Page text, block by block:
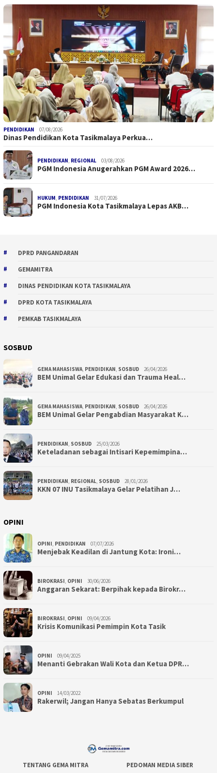
PENDIDIKAN 07/08/2026
Dinas Pendidikan Kota Tasikmalaya Perkua…
PENDIDIKAN REGIONAL 03/08/2026
PGM Indonesia Anugerahkan PGM Award 2026…
HUKUM PENDIDIKAN 31/07/2026
PGM Indonesia Kota Tasikmalaya Lepas AKB…
DPRD PANGANDARAN
GEMAMITRA
DINAS PENDIDIKAN KOTA TASIKMALAYA
DPRD KOTA TASIKMALAYA
PEMKAB TASIKMALAYA
SOSBUD
GEMA MAHASISWA PENDIDIKAN SOSBUD 26/04/2026
BEM Unimal Gelar Edukasi dan Trauma Heal…
GEMA MAHASISWA PENDIDIKAN SOSBUD 26/04/2026
BEM Unimal Gelar Pengabdian Masyarakat K…
PENDIDIKAN SOSBUD 25/03/2026
Keteladanan sebagai Intisari Kepemimpina…
PENDIDIKAN REGIONAL SOSBUD 28/01/2026
KKN 07 INU Tasikmalaya Gelar Pelatihan J…
OPINI
OPINI PENDIDIKAN 07/07/2026
Menjebak Keadilan di Jantung Kota: Ironi…
BIROKRASI OPINI 30/06/2026
Anggaran Sekarat: Berpihak kepada Birokr…
BIROKRASI OPINI 09/04/2026
Krisis Komunikasi Pemimpin Kota Tasik
OPINI 09/04/2025
Menanti Gebrakan Wali Kota dan Ketua DPR…
OPINI 14/03/2022
Rakerwil; Jangan Hanya Sebatas Berkumpul
TENTANG GEMA MITRA PEDOMAN MEDIA SIBER